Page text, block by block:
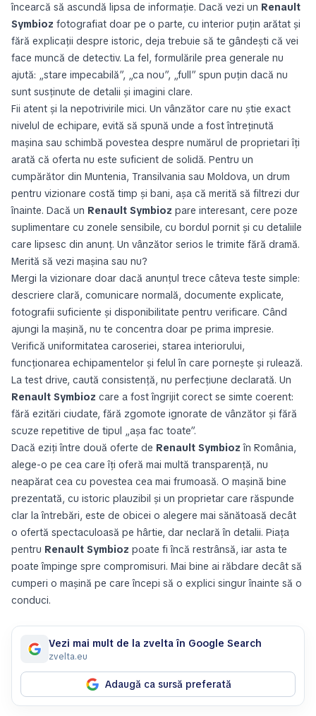
încearcă să ascundă lipsa de informație. Dacă vezi un Renault
Symbioz fotografiat doar pe o parte, cu interior puțin arătat și
fără explicații despre istoric, deja trebuie să te gândești că vei
face muncă de detectiv. La fel, formulările prea generale nu
ajută: „stare impecabilă”, „ca nou”, „full” spun puțin dacă nu
sunt susținute de detalii și imagini clare.
Fii atent și la nepotrivirile mici. Un vânzător care nu știe exact
nivelul de echipare, evită să spună unde a fost întreținută
mașina sau schimbă povestea despre numărul de proprietari îți
arată că oferta nu este suficient de solidă. Pentru un
cumpărător din Muntenia, Transilvania sau Moldova, un drum
pentru vizionare costă timp și bani, așa că merită să filtrezi dur
înainte. Dacă un Renault Symbioz pare interesant, cere poze
suplimentare cu zonele sensibile, cu bordul pornit și cu detaliile
care lipsesc din anunț. Un vânzător serios le trimite fără dramă.
Merită să vezi mașina sau nu?
Mergi la vizionare doar dacă anunțul trece câteva teste simple:
descriere clară, comunicare normală, documente explicate,
fotografii suficiente și disponibilitate pentru verificare. Când
ajungi la mașină, nu te concentra doar pe prima impresie.
Verifică uniformitatea caroseriei, starea interiorului,
funcționarea echipamentelor și felul în care pornește și rulează.
La test drive, caută consistență, nu perfecțiune declarată. Un
Renault Symbioz care a fost îngrijit corect se simte coerent:
fără ezitări ciudate, fără zgomote ignorate de vânzător și fără
scuze repetitive de tipul „așa fac toate”.
Dacă eziți între două oferte de Renault Symbioz în România,
alege-o pe cea care îți oferă mai multă transparență, nu
neapărat cea cu povestea cea mai frumoasă. O mașină bine
prezentată, cu istoric plauzibil și un proprietar care răspunde
clar la întrebări, este de obicei o alegere mai sănătoasă decât
o ofertă spectaculoasă pe hârtie, dar neclară în detalii. Piața
pentru Renault Symbioz poate fi încă restrânsă, iar asta te
poate împinge spre compromisuri. Mai bine ai răbdare decât să
cumperi o mașină pe care începi să o explici singur înainte să o
conduci.
Vezi mai mult de la zvelta în Google Search
zvelta.eu
Adaugă ca sursă preferată